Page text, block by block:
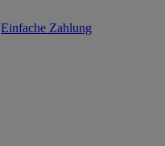
Einfache Zahlung